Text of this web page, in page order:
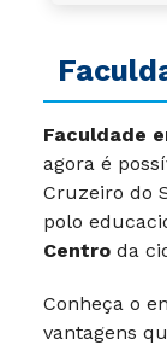
Faculdade
agora é
Cruzeiro do
polo
Centro da
Conheça o
vantagens